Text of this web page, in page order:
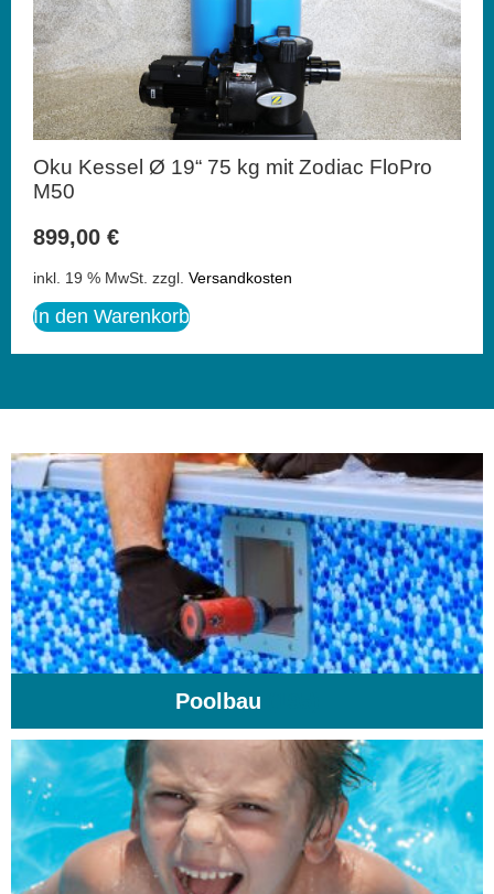
Oku Kessel Ø 19“ 75 kg mit Zodiac FloPro
M50
899,00 €
inkl. 19 % MwSt. zzgl. Versandkosten
In den Warenkorb
Poolbau